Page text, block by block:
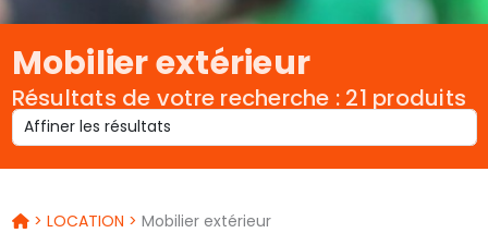
Mobilier extérieur
Résultats de votre recherche : 21 produits
> LOCATION > Mobilier extérieur